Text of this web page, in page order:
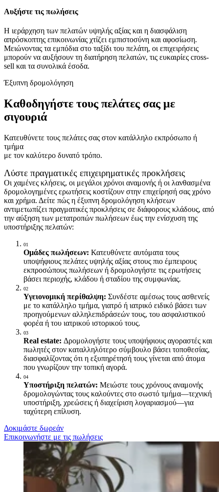
Αυξήστε τις πωλήσεις
Η ιεράρχηση των πελατών υψηλής αξίας και η διασφάλιση
απρόσκοπτης επικοινωνίας χτίζει εμπιστοσύνη και αφοσίωση.
Μειώνοντας τα εμπόδια στο ταξίδι του πελάτη, οι επιχειρήσεις
μπορούν να αυξήσουν τη διατήρηση πελατών, τις ευκαιρίες cross-
sell και τα συνολικά έσοδα.
Έξυπνη δρομολόγηση
Καθοδηγήστε τους πελάτες σας με
σιγουριά
Κατευθύνετε τους πελάτες σας στον κατάλληλο εκπρόσωπο ή
τμήμα
με τον καλύτερο δυνατό τρόπο.
Λύστε πραγματικές επιχειρηματικές προκλήσεις
Οι χαμένες κλήσεις, οι μεγάλοι χρόνοι αναμονής ή οι λανθασμένα
δρομολογημένες ερωτήσεις κοστίζουν στην επιχείρησή σας χρόνο
και χρήμα. Δείτε πώς η έξυπνη δρομολόγηση κλήσεων
αντιμετωπίζει πραγματικές προκλήσεις σε διάφορους κλάδους, από
την αύξηση των μετατροπών πωλήσεων έως την ενίσχυση της
υποστήριξης πελατών:
01
Ομάδες πωλήσεων: Κατευθύνετε αυτόματα τους
υποψήφιους πελάτες υψηλής αξίας στους πιο έμπειρους
εκπροσώπους πωλήσεων ή δρομολογήστε τις ερωτήσεις
βάσει περιοχής, κλάδου ή σταδίου της συμφωνίας.
02
Υγειονομική περίθαλψη: Συνδέστε αμέσως τους ασθενείς
με το κατάλληλο τμήμα, γιατρό ή ιατρικό ειδικό βάσει των
προηγούμενων αλληλεπιδράσεών τους, του ασφαλιστικού
φορέα ή του ιατρικού ιστορικού τους.
03
Real estate: Δρομολογήστε τους υποψήφιους αγοραστές και
πωλητές στον καταλληλότερο σύμβουλο βάσει τοποθεσίας,
διασφαλίζοντας ότι η εξυπηρέτησή τους γίνεται από άτομα
που γνωρίζουν την τοπική αγορά.
04
Υποστήριξη πελατών: Μειώστε τους χρόνους αναμονής
δρομολογώντας τους καλούντες στο σωστό τμήμα—τεχνική
υποστήριξη, χρεώσεις ή διαχείριση λογαριασμού—για
ταχύτερη επίλυση.
Δοκιμάστε δωρεάν
Επικοινωνήστε με τις πωλήσεις